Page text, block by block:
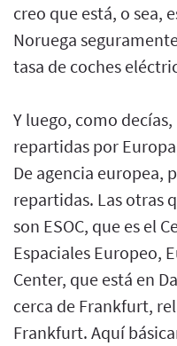
creo que está, o sea,
Noruega
tasa de coches
Y luego, como
repartidas por
De agencia europea,
repartidas. Las otras
son ESOC, que es el
Espaciales Europeo,
Center, que está en
cerca de Frankfurt,
Frankfurt. Aquí